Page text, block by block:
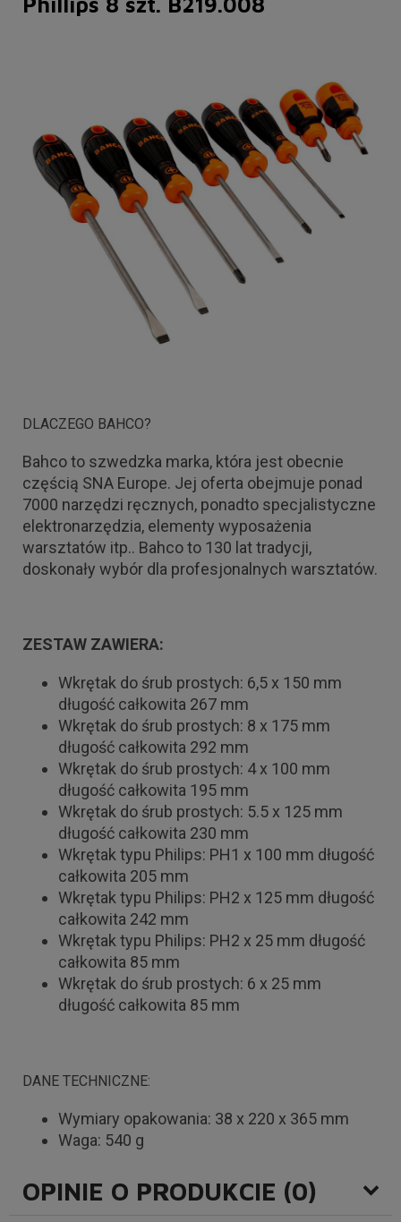
DLACZEGO BAHCO?
Bahco to szwedzka marka, która jest obecnie
częścią SNA Europe. Jej oferta obejmuje ponad
7000 narzędzi ręcznych, ponadto specjalistyczne
elektronarzędzia, elementy wyposażenia
warsztatów itp.. Bahco to 130 lat tradycji,
doskonały wybór dla profesjonalnych warsztatów.
ZESTAW ZAWIERA:
Wkrętak do śrub prostych: 6,5 x 150 mm
długość całkowita 267 mm
Wkrętak do śrub prostych: 8 x 175 mm
długość całkowita 292 mm
Wkrętak do śrub prostych: 4 x 100 mm
długość całkowita 195 mm
Wkrętak do śrub prostych: 5.5 x 125 mm
długość całkowita 230 mm
Wkrętak typu Philips: PH1 x 100 mm długość
całkowita 205 mm
Wkrętak typu Philips: PH2 x 125 mm długość
całkowita 242 mm
Wkrętak typu Philips: PH2 x 25 mm długość
całkowita 85 mm
Wkrętak do śrub prostych: 6 x 25 mm
długość całkowita 85 mm
DANE TECHNICZNE:
Wymiary opakowania: 38 x 220 x 365 mm
Waga: 540 g
OPINIE O PRODUKCIE (0)